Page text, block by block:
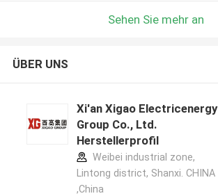
Sehen Sie mehr an
ÜBER UNS
Xi'an Xigao Electricenergy
Group Co., Ltd.
Herstellerprofil
Weibei industrial zone,
Lintong district, Shanxi. CHINA
,China